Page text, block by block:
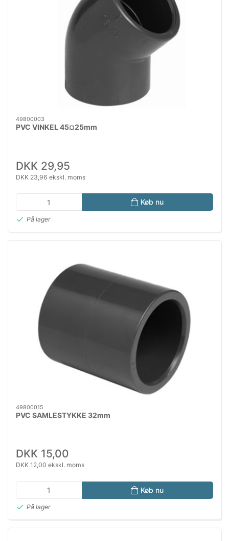
49800003
PVC VINKEL 45¤25mm
DKK 29,95
DKK 23,96 ekskl. moms
Køb nu
På lager
49800015
PVC SAMLESTYKKE 32mm
DKK 15,00
DKK 12,00 ekskl. moms
Køb nu
På lager